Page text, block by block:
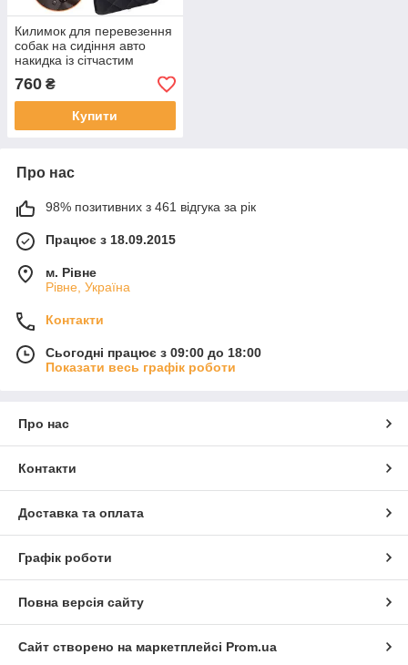
Килимок для перевезення
собак на сидіння авто
накидка із сітчастим
вікном (007083)
760 ₴
Купити
Про нас
98% позитивних з 461 відгука за рік
Працює з 18.09.2015
м. Рівне
Рівне, Україна
Контакти
Сьогодні працює з 09:00 до 18:00
Показати весь графік роботи
Про нас
Контакти
Доставка та оплата
Графік роботи
Повна версія сайту
Сайт створено на маркетплейсі Prom.ua